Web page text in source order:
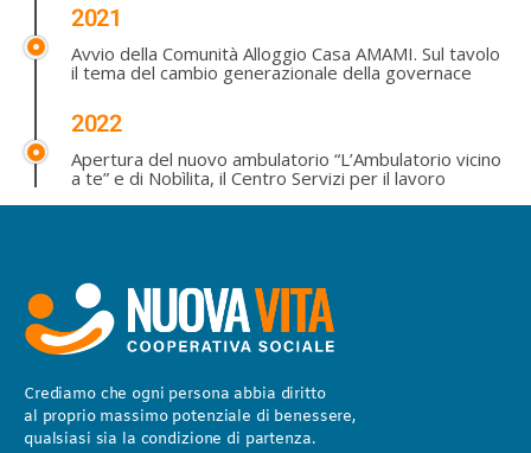
2021
Avvio della Comunità Alloggio Casa AMAMI. Sul tavolo
il tema del cambio generazionale della governace
2022
Apertura del nuovo ambulatorio “L’Ambulatorio vicino
a te” e di Nobìlita, il Centro Servizi per il lavoro
Crediamo che ogni persona abbia diritto
al proprio massimo potenziale di benessere,
qualsiasi sia la condizione di partenza.